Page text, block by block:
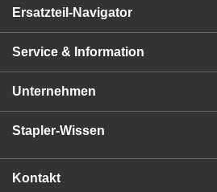
Ersatzteil-Navigator
Service & Information
Unternehmen
Stapler-Wissen
Kontakt